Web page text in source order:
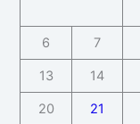
6 7
13 14
20 21